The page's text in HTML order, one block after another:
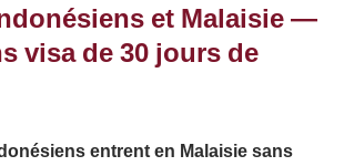
et Malaisie —
visa de 30 jours de
entrent en Malaisie sans